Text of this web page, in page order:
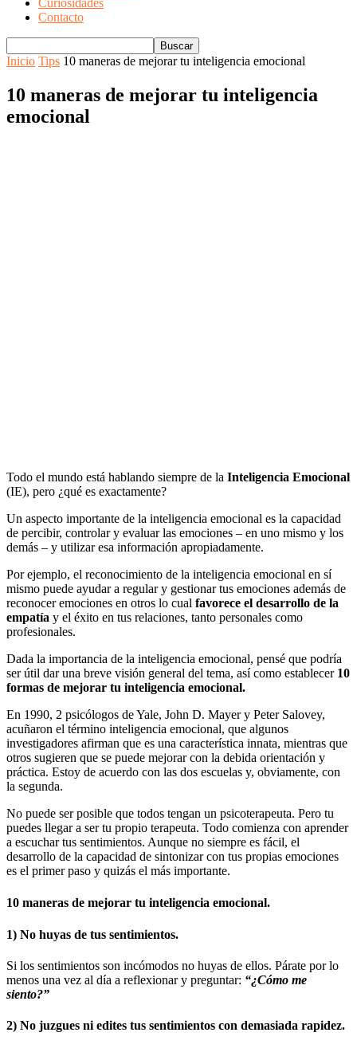
Curiosidades
Contacto
Inicio Tips 10 maneras de mejorar tu inteligencia emocional
10 maneras de mejorar tu inteligencia
emocional
Todo el mundo está hablando siempre de la Inteligencia Emocional
(IE), pero ¿qué es exactamente?
Un aspecto importante de la inteligencia emocional es la capacidad
de percibir, controlar y evaluar las emociones – en uno mismo y los
demás – y utilizar esa información apropiadamente.
Por ejemplo, el reconocimiento de la inteligencia emocional en sí
mismo puede ayudar a regular y gestionar tus emociones además de
reconocer emociones en otros lo cual favorece el desarrollo de la
empatía y el éxito en tus relaciones, tanto personales como
profesionales.
Dada la importancia de la inteligencia emocional, pensé que podría
ser útil dar una breve visión general del tema, así como establecer 10
formas de mejorar tu inteligencia emocional.
En 1990, 2 psicólogos de Yale, John D. Mayer y Peter Salovey,
acuñaron el término inteligencia emocional, que algunos
investigadores afirman que es una característica innata, mientras que
otros sugieren que se puede mejorar con la debida orientación y
práctica. Estoy de acuerdo con las dos escuelas y, obviamente, con
la segunda.
No puede ser posible que todos tengan un psicoterapeuta. Pero tu
puedes llegar a ser tu propio terapeuta. Todo comienza con aprender
a escuchar tus sentimientos. Aunque no siempre es fácil, el
desarrollo de la capacidad de sintonizar con tus propias emociones
es el primer paso y quizás el más importante.
10 maneras de mejorar tu inteligencia emocional.
1) No huyas de tus sentimientos.
Si los sentimientos son incómodos no huyas de ellos. Párate por lo
menos una vez al día a reflexionar y preguntar: “¿Cómo me
siento?”
2) No juzgues ni edites tus sentimientos con demasiada rapidez.